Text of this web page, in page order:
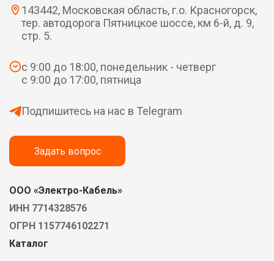
143442, Московская область, г.о. Красногорск,
тер. автодорога Пятницкое шоссе, км 6-й, д. 9,
стр. 5.
с 9:00 до 18:00, понедельник - четверг
с 9:00 до 17:00, пятница
Подпишитесь на нас в Telegram
Задать вопрос
ООО «Электро-Кабель»
ИНН 7714328576
ОГРН 1157746102271
Каталог